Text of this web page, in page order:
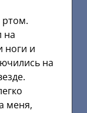
ртом.
на
ноги и
на
меня,